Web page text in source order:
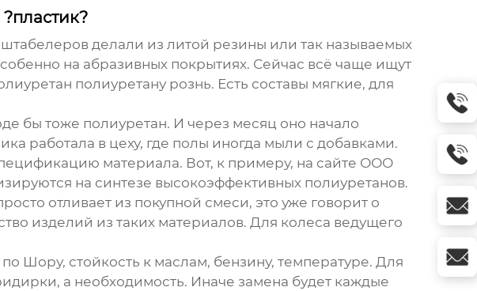
делали из литой резины или так называемых
на абразивных покрытиях. Сейчас всё чаще ищут
полиуретану рознь. Есть составы мягкие, для
бы тоже полиуретан. И через месяц оно начало
работала в цеху, где полы иногда мыли с добавками.
материала. Вот, к примеру, на сайте ООО
на синтезе высокоэффективных полиуретанов.
отливает из покупной смеси, это уже говорит о
изделий из таких материалов. Для колеса ведущего
Шору, стойкость к маслам, бензину, температуре. Для
а необходимость. Иначе замена будет каждые